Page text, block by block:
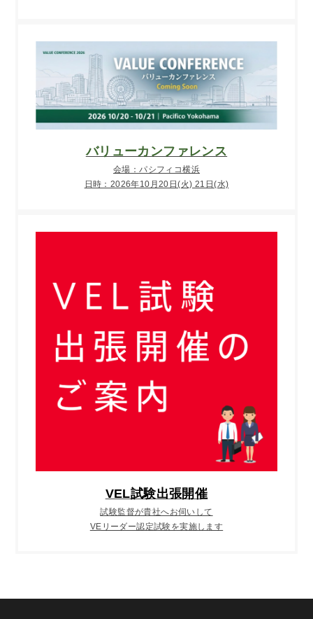
バリューカンファレンス
会場：パシフィコ横浜
日時：2026年10月20日(火) 21日(水)
VEL試験出張開催
試験監督が貴社へお伺いして
VEリーダー認定試験を実施します